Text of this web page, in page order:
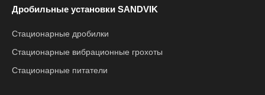
Дробильные установки SANDVIK
Стационарные дробилки
Стационарные вибрационные грохоты
Стационарные питатели